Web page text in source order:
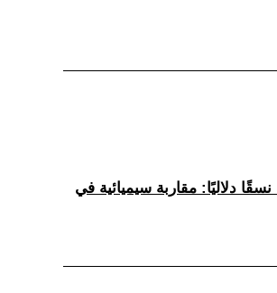
نسقًا دلاليًا: مقاربة سيميائية في